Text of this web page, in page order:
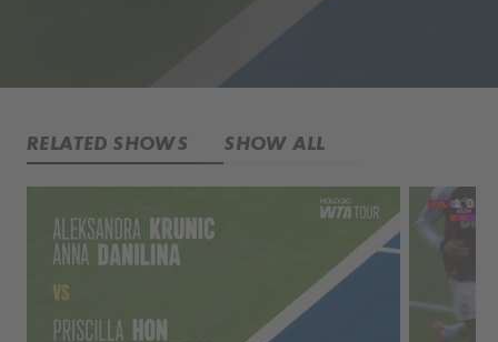
RELATED SHOWS SHOW ALL